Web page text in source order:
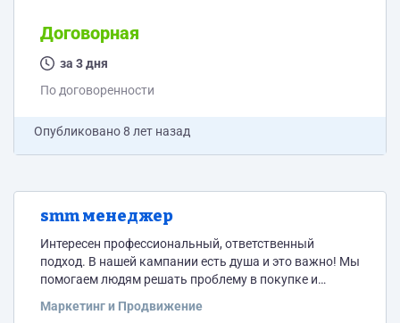
предложения, спасибо!
Договорная
за 3 дня
По договоренности
Опубликовано8 лет назад
smm менеджер
Интересен профессиональный, ответственный
подход. В нашей кампании есть душа и это важно! Мы
помогаем людям решать проблему в покупке и
недвижимости "Мечты сбываются". суть. Есть сайт,
Маркетинг и Продвижение